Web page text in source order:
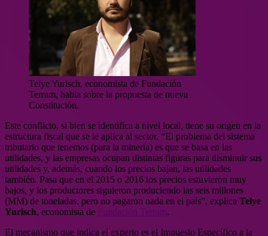
Telye Yurisch, economista de Fundación
Terram, habla sobre la propuesta de nueva
Constitución.
Este conflicto, si bien se identifica a nivel local, tiene su origen en la
estructura fiscal que se le aplica al sector. “El problema del sistema
tributario que tenemos (para la minería) es que se basa en las
utilidades, y las empresas ocupan distintas figuras para disminuir sus
utilidades y, además, cuando los precios bajan, las utilidades
también. Pasa que en el 2015 o 2016 los precios estuvieron muy
bajos, y los productores siguieron produciendo las seis millones
(MM) de toneladas, pero no pagaron nada en el país”, explica Telye
Yurisch, economista de
.
El mecanismo que indica el experto es el Impuesto Específico a la